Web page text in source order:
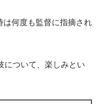
は何度も監督に指摘され
について、楽しみとい